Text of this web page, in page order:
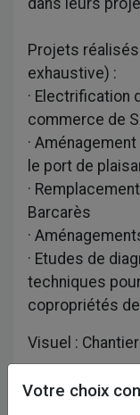
Projets
exhaustive) :
· Electrification
commerce de
·
le port de
·
Barcarès
·
· Etudes de
techniques
copropriétés
Visuel :
MOA : Port de
Votre choix